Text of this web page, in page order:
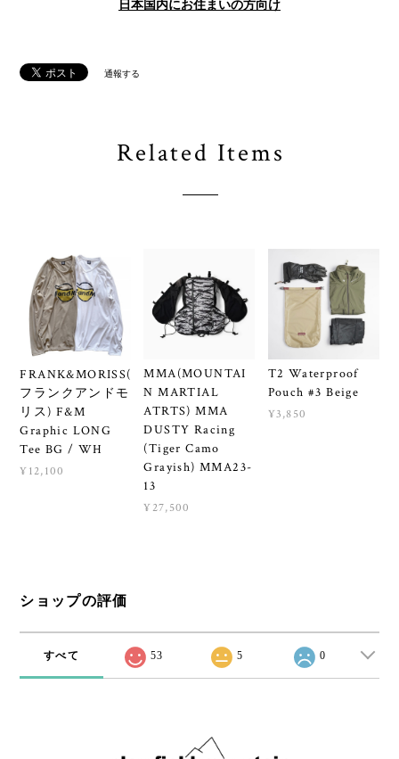
日本国内にお住まいの方向け
通報する
Related Items
FRANK&MORISS(
フランクアンドモ
リス) F&M
Graphic LONG
Tee BG / WH
¥12,100
MMA(MOUNTAI
N MARTIAL
ATRTS) MMA
DUSTY Racing
(Tiger Camo
Grayish) MMA23-
13
¥27,500
T2 Waterproof
Pouch #3 Beige
¥3,850
ショップの評価
すべて 53 5 0